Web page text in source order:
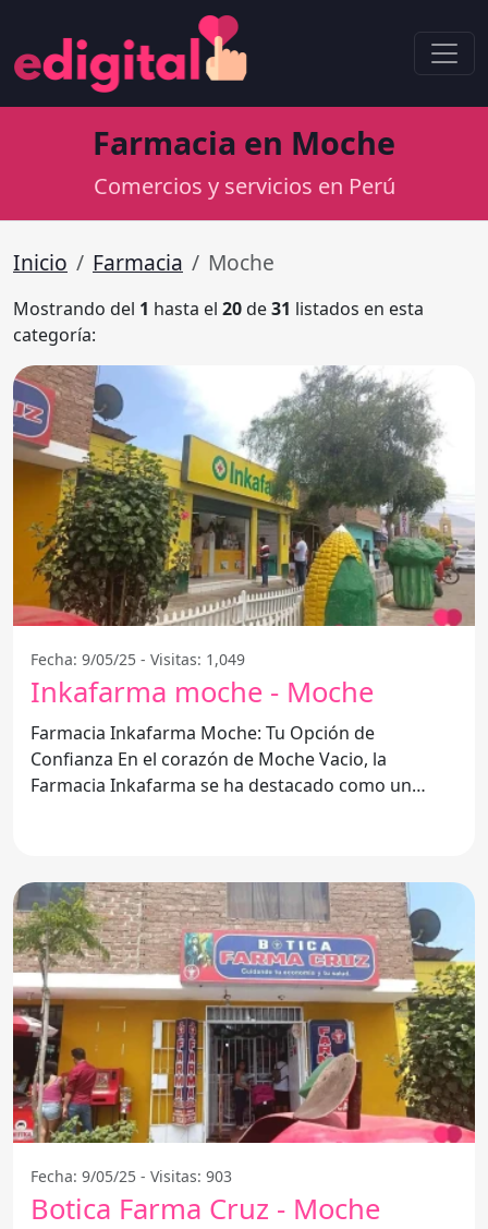
Farmacia en Moche
Comercios y servicios en Perú
Inicio Farmacia Moche
Mostrando del 1 hasta el 20de31 listados en esta
categoría:
Fecha: 9/05/25 - Visitas: 1,049
Inkafarma moche - Moche
Farmacia Inkafarma Moche: Tu Opción de
Confianza En el corazón de Moche Vacio, la
Farmacia Inkafarma se ha destacado como un
Fecha: 9/05/25 - Visitas: 903
Botica Farma Cruz - Moche